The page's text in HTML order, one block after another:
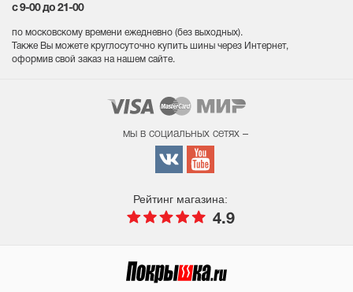
с 9-00 до 21-00
по московскому времени ежедневно (без выходных).
Также Вы можете круглосуточно купить шины через Интернет,
оформив свой заказ на нашем сайте.
мы в социальных сетях –
Рейтинг магазина:
4.9